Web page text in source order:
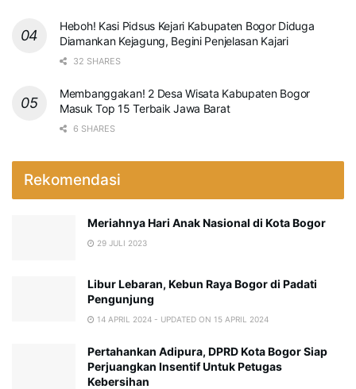
Heboh! Kasi Pidsus Kejari Kabupaten Bogor Diduga
Diamankan Kejagung, Begini Penjelasan Kajari
32 SHARES
Membanggakan! 2 Desa Wisata Kabupaten Bogor
Masuk Top 15 Terbaik Jawa Barat
6 SHARES
Rekomendasi
Meriahnya Hari Anak Nasional di Kota Bogor
29 JULI 2023
Libur Lebaran, Kebun Raya Bogor di Padati
Pengunjung
14 APRIL 2024 - UPDATED ON 15 APRIL 2024
Pertahankan Adipura, DPRD Kota Bogor Siap
Perjuangkan Insentif Untuk Petugas
Kebersihan